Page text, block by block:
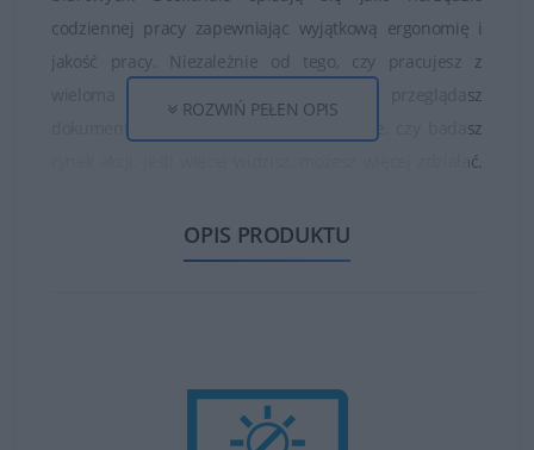
codziennej pracy zapewniając wyjątkową ergonomię i
jakość pracy. Niezależnie od tego, czy pracujesz z
wieloma arkuszami kalkulacyjnymi, przeglądasz
dokumentację, analizujesz sprawy prawne, czy badasz
rynek akcji, jeśli więcej widzisz, możesz więcej zdziałać.
środowisku. Do ich produkcji wykorzystano materiały z
recyklingu i zadbano o niski pobór energii elektrycznej w
ROZWIŃ PEŁEN OPIS
OPIS PRODUKTU